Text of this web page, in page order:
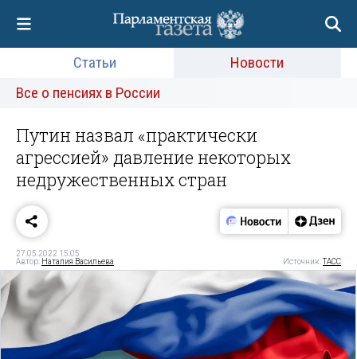
Статьи
Новости
Все о пенсиях в России
Путин назвал «практически
агрессией» давление некоторых
недружественных стран
27.05.2022 15:05
Автор: Наталия Васильева Источник:ТАСС